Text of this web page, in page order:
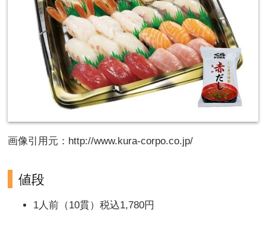
画像引用元：http://www.kura-corpo.co.jp/
値段
1人前（10貫）税込1,780円